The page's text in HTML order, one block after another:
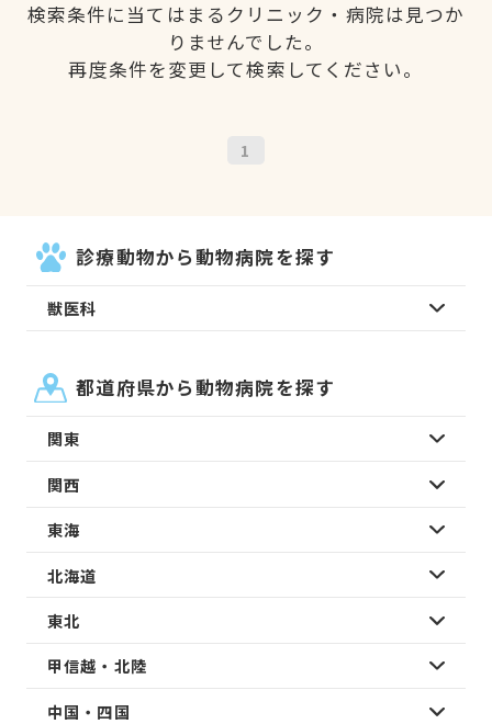
検索条件に当てはまるクリニック・病院は見つか
りませんでした。
再度条件を変更して検索してください。
1
診療動物から動物病院を探す
獣医科
都道府県から動物病院を探す
関東
関西
東海
北海道
東北
甲信越・北陸
中国・四国